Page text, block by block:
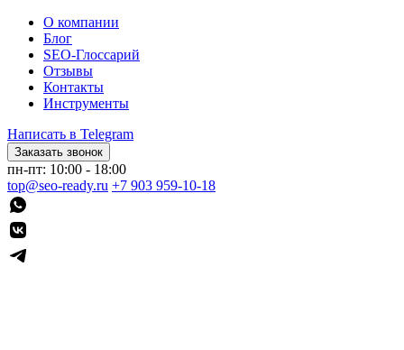
О компании
Блог
SEO-Глоссарий
Отзывы
Контакты
Инструменты
Написать в Telegram
Заказать звонок
пн-пт: 10:00 - 18:00
top@seo-ready.ru +7 903 959-10-18